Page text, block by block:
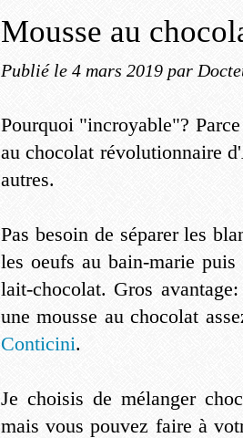
Mousse au
Publié le 4 mars 2019 par
Pourquoi "incroyable"?
au chocolat révolutionnaire
autres.
Pas besoin de séparer les
les oeufs au bain-marie
lait-chocolat. Gros
une mousse au chocolat
Conticini.
Je choisis de mélanger
mais vous pouvez faire à